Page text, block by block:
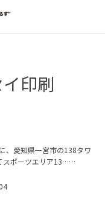
印刷
、愛知県一宮市の138タワ
スポーツエリア13……